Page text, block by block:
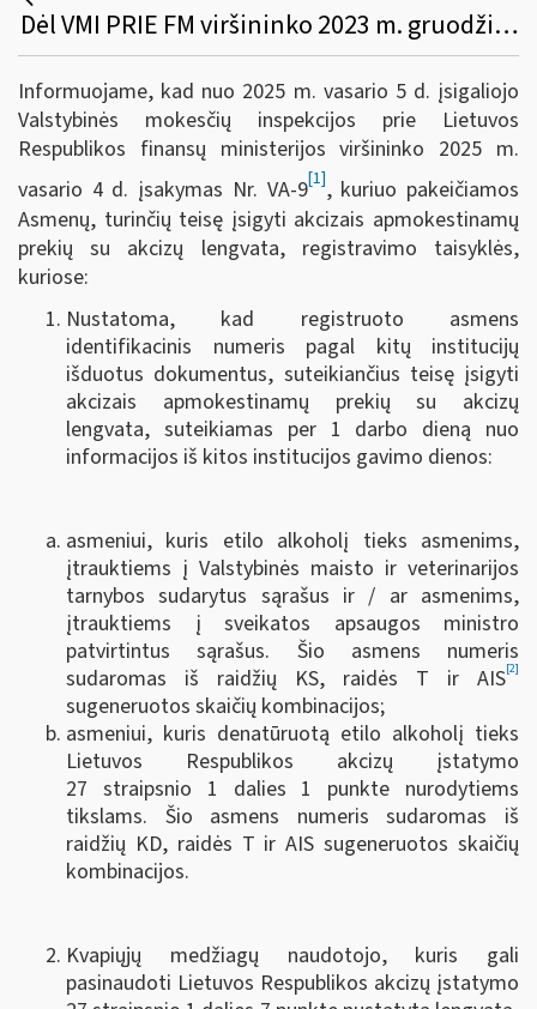
Dėl VMI PRIE FM viršininko 2023 m. gruodžio 27 d. įsakymo Nr. VA-99 pakeitimo
Informuojame, kad nuo 2025 m. vasario 5 d. įsigaliojo
Valstybinės mokesčių inspekcijos prie Lietuvos
Respublikos finansų ministerijos viršininko 2025 m.
vasario 4 d. įsakymas Nr. VA-9[1], kuriuo pakeičiamos
Asmenų, turinčių teisę įsigyti akcizais apmokestinamų
prekių su akcizų lengvata, registravimo taisyklės,
kuriose:
Nustatoma, kad registruoto asmens
identifikacinis numeris pagal kitų institucijų
išduotus dokumentus, suteikiančius teisę įsigyti
akcizais apmokestinamų prekių su akcizų
lengvata, suteikiamas per 1 darbo dieną nuo
informacijos iš kitos institucijos gavimo dienos:
asmeniui, kuris etilo alkoholį tieks asmenims,
įtrauktiems į Valstybinės maisto ir veterinarijos
tarnybos sudarytus sąrašus ir / ar asmenims,
įtrauktiems į sveikatos apsaugos ministro
patvirtintus sąrašus. Šio asmens numeris
sudaromas iš raidžių KS, raidės T ir AIS[2]
sugeneruotos skaičių kombinacijos;
asmeniui, kuris denatūruotą etilo alkoholį tieks
Lietuvos Respublikos akcizų įstatymo
27 straipsnio 1 dalies 1 punkte nurodytiems
tikslams. Šio asmens numeris sudaromas iš
raidžių KD, raidės T ir AIS sugeneruotos skaičių
kombinacijos.
Kvapiųjų medžiagų naudotojo, kuris gali
pasinaudoti Lietuvos Respublikos akcizų įstatymo